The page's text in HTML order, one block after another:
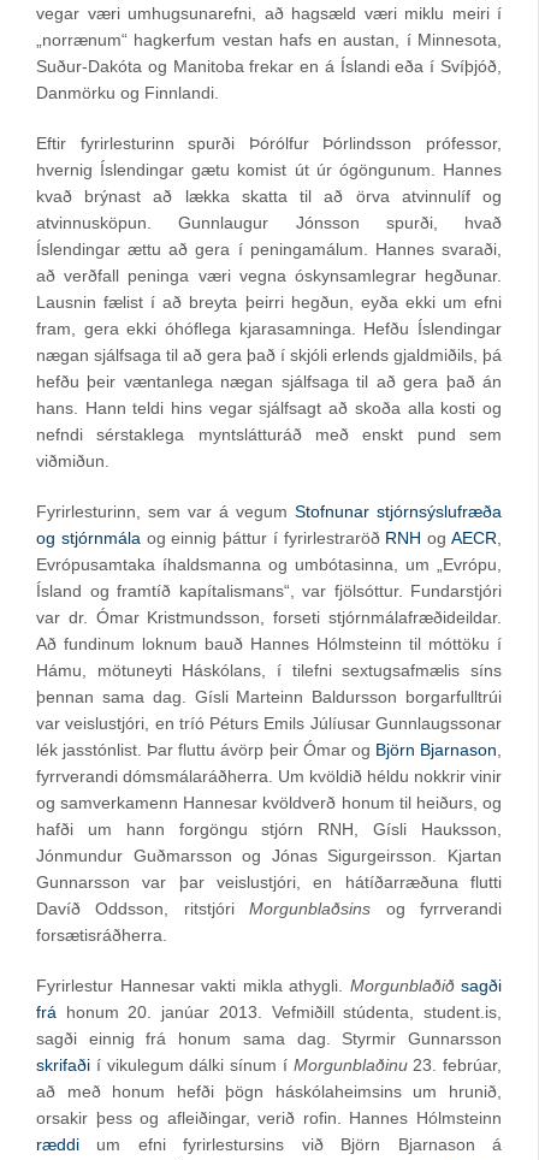
vegar væri umhugsunarefni, að hagsæld væri miklu meiri í
„norrænum“ hagkerfum vestan hafs en austan, í Minnesota,
Suður-Dakóta og Manitoba frekar en á Íslandi eða í Svíþjóð,
Danmörku og Finnlandi.
Eftir fyrirlesturinn spurði Þórólfur Þórlindsson prófessor,
hvernig Íslendingar gætu komist út úr ógöngunum. Hannes
kvað brýnast að lækka skatta til að örva atvinnulíf og
atvinnusköpun. Gunnlaugur Jónsson spurði, hvað
Íslendingar ættu að gera í peningamálum. Hannes svaraði,
að verðfall peninga væri vegna óskynsamlegrar hegðunar.
Lausnin fælist í að breyta þeirri hegðun, eyða ekki um efni
fram, gera ekki óhóflega kjarasamninga. Hefðu Íslendingar
nægan sjálfsaga til að gera það í skjóli erlends gjaldmiðils, þá
hefðu þeir væntanlega nægan sjálfsaga til að gera það án
hans. Hann teldi hins vegar sjálfsagt að skoða alla kosti og
nefndi sérstaklega myntslátturáð með enskt pund sem
viðmiðun.
Fyrirlesturinn, sem var á vegum Stofnunar stjórnsýslufræða
og stjórnmála og einnig þáttur í fyrirlestraröð RNH ogAECR
Evrópusamtaka íhaldsmanna og umbótasinna, um „Evrópu,
Ísland og framtíð kapítalismans“, var fjölsóttur. Fundarstjóri
var dr. Ómar Kristmundsson, forseti stjórnmálafræðideildar.
Að fundinum loknum bauð Hannes Hólmsteinn til móttöku í
Hámu, mötuneyti Háskólans, í tilefni sextugsafmælis síns
þennan sama dag. Gísli Marteinn Baldursson borgarfulltrúi
var veislustjóri, en tríó Péturs Emils Júlíusar Gunnlaugssonar
lék jasstónlist. Þar fluttu ávörp þeir Ómar og Björn Bjarnason
fyrrverandi dómsmálaráðherra. Um kvöldið héldu nokkrir vinir
og samverkamenn Hannesar kvöldverð honum til heiðurs, og
hafði um hann forgöngu stjórn RNH, Gísli Hauksson,
Jónmundur Guðmarsson og Jónas Sigurgeirsson. Kjartan
Gunnarsson var þar veislustjóri, en hátíðarræðuna flutti
Davíð Oddsson, ritstjóriMorgunblaðsins og fyrrverandi
forsætisráðherra.
Fyrirlestur Hannesar vakti mikla athygli. Morgunblaðið sagði
frá honum 20. janúar 2013. Vefmiðill stúdenta, student.is,
sagði einnig frá honum sama dag. Styrmir Gunnarsson
skrifaði í vikulegum dálki sínum í Morgunblaðinu23. febrúar,
að með honum hefði þögn háskólaheimsins um hrunið,
orsakir þess og afleiðingar, verið rofin. Hannes Hólmsteinn
ræddi um efni fyrirlestursins við Björn Bjarnason á